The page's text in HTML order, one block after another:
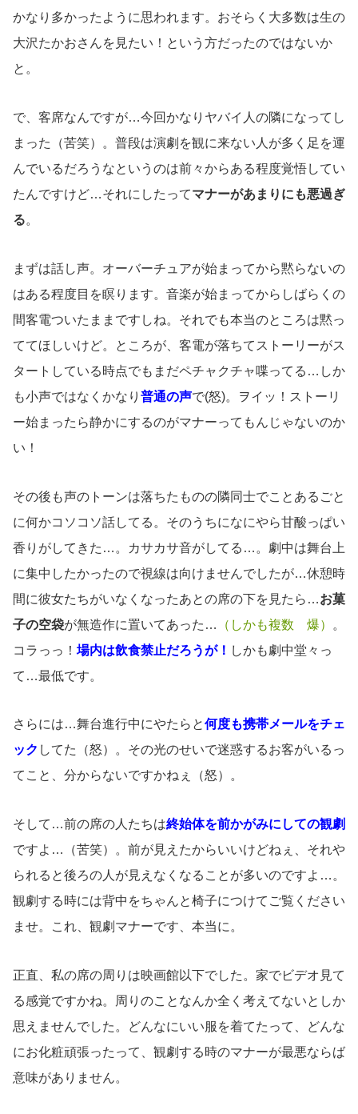
かなり多かったように思われます。おそらく大多数は生の
大沢たかおさんを見たい！という方だったのではないか
と。
で、客席なんですが…今回かなりヤバイ人の隣になってし
まった（苦笑）。普段は演劇を観に来ない人が多く足を運
んでいるだろうなというのは前々からある程度覚悟してい
たんですけど…それにしたってマナーがあまりにも悪過ぎ
る。
まずは話し声。オーバーチュアが始まってから黙らないの
はある程度目を瞑ります。音楽が始まってからしばらくの
間客電ついたままですしね。それでも本当のところは黙っ
ててほしいけど。ところが、客電が落ちてストーリーがス
タートしている時点でもまだペチャクチャ喋ってる…しか
も小声ではなくかなり 普通の声で(怒)。ヲイッ！ストーリ
ー始まったら静かにするのがマナーってもんじゃないのか
い！
その後も声のトーンは落ちたものの隣同士でことあるごと
に何かコソコソ話してる。そのうちになにやら甘酸っぱい
香りがしてきた…。カサカサ音がしてる…。劇中は舞台上
に集中したかったので視線は向けませんでしたが…休憩時
間に彼女たちがいなくなったあとの席の下を見たら…お菓
子の空袋が無造作に置いてあった… （しかも複数 爆）
。
コラっっ！ 場内は飲食禁止だろうが！ しかも劇中堂々っ
て…最低です。
さらには…舞台進行中にやたらと何度も携帯メールをチェ
ック してた（怒）。その光のせいで迷惑するお客がいるっ
てこと、分からないですかねぇ（怒）。
そして…前の席の人たちは終始体を前かがみにしての観劇
ですよ…（苦笑）。前が見えたからいいけどねぇ、それや
られると後ろの人が見えなくなることが多いのですよ…。
観劇する時には背中をちゃんと椅子につけてご覧ください
ませ。これ、観劇マナーです、本当に。
正直、私の席の周りは映画館以下でした。家でビデオ見て
る感覚ですかね。周りのことなんか全く考えてないとしか
思えませんでした。どんなにいい服を着てたって、どんな
にお化粧頑張ったって、観劇する時のマナーが最悪ならば
意味がありません。